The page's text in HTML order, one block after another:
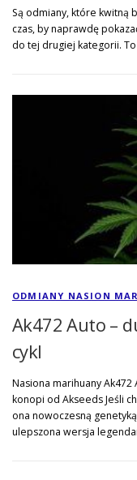
Są odmiany, które kwitną
czas, by naprawdę
do tej drugiej kategorii.
ODMIANY NASION
Ak472 Auto –
cykl
Nasiona marihuany
konopi od Akseeds Jeśli
ona nowoczesną
ulepszona wersja